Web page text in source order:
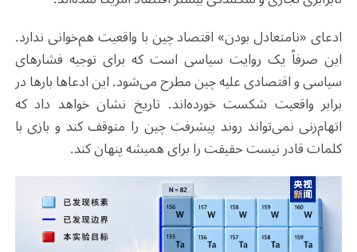
ادعای «نامتعادل بودن» اقتصاد چین با واقعیت هم‌خوانی ندارد.
این صرفاً یک روایت سیاسی است که برای توجیه فشارهای
سیاسی و اقتصادی علیه چین مطرح می‌شود. این ادعاها بارها در
برابر واقعیت شکست خورده‌اند. تاریخ نشان خواهد داد که
اتهام‌زنی نمی‌تواند روند پیشرفت چین را متوقف کند و بازی با
کلمات قادر نیست حقیقت را برای همیشه پنهان کند.